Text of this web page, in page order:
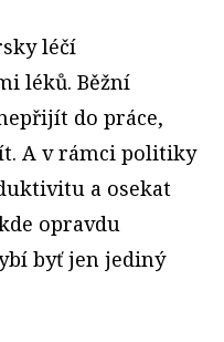
léčí
léků. Běžní
do práce,
A v rámci politiky
a osekat
opravdu
byť jen jediný